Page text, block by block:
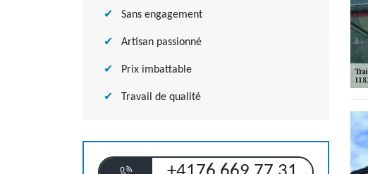
Sans engagement
Artisan passionné
Prix imbattable
Travail de qualité